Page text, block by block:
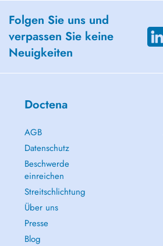
Folgen Sie uns und
verpassen Sie keine
Neuigkeiten
Doctena
AGB
Datenschutz
Beschwerde
einreichen
Streitschlichtung
Über uns
Presse
Blog